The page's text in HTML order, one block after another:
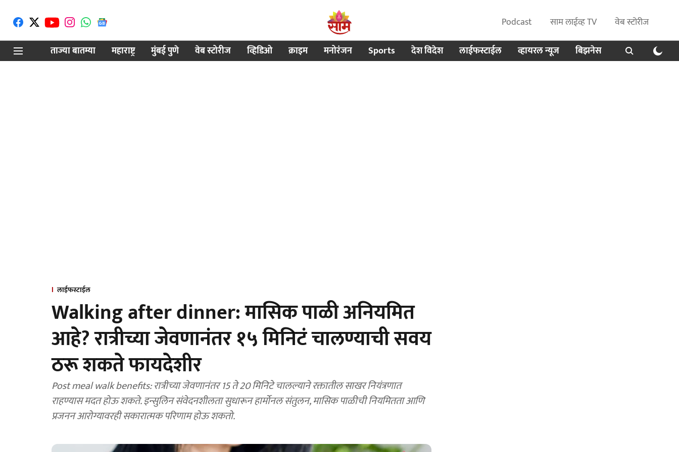
Podcast साम लाईव्ह TV
वेब स्टोरीज
ताज्या बातम्या
महाराष्ट्र मुंबई पुणे वेब स्टोरीज व्हिडिओ क्राइम मनोरंजन Sports देश विदेश लाईफस्टाईल व्हायरल न्यूज बिझनेस
लाईफस्टाईल
Walking after dinner: मासिक पाळी अनियमित
आहे? रात्रीच्या जेवणानंतर १५ मिनिटं चालण्याची सवय
ठरू शकते फायदेशीर
Post meal walk benefits: रात्रीच्या जेवणानंतर 15 ते 20 मिनिटे चालल्याने रक्तातील साखर नियंत्रणात
राहण्यास मदत होऊ शकते. इन्सुलिन संवेदनशीलता सुधारून हार्मोनल संतुलन, मासिक पाळीची नियमितता आणि
प्रजनन आरोग्यावरही सकारात्मक परिणाम होऊ शकतो.